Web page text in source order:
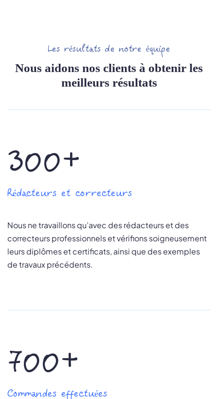
Les résultats de notre équipe
Nous aidons nos clients à obtenir les
meilleurs résultats
300+
Rédacteurs et correcteurs
Nous ne travaillons qu’avec des rédacteurs et des
correcteurs professionnels et vérifions soigneusement
leurs diplômes et certificats, ainsi que des exemples
de travaux précédents.
700+
Commandes effectuées